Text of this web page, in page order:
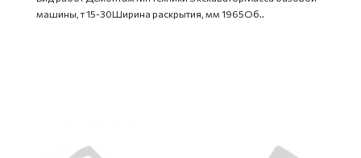
машины, т 15-30Ширина раскрытия, мм 1965Об..